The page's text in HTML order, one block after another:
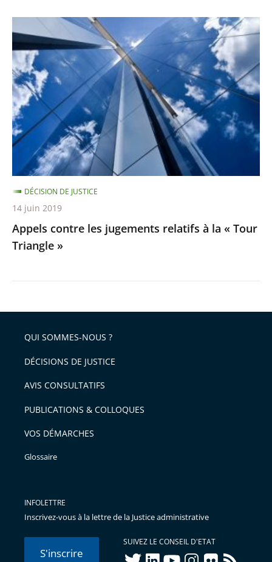
contre
les
jugements
relatifs
à
la
«
Tour
Triangle
»
Appels contre les jugements relatifs à la « Tour
Triangle »
DÉCISION DE JUSTICE
14 juin 2019
QUI SOMMES-NOUS ?
DÉCISIONS DE JUSTICE
AVIS CONSULTATIFS
PUBLICATIONS & COLLOQUES
VOS DÉMARCHES
Glossaire
INFOLETTRE
Inscrivez-vous à la lettre de la Justice administrative
S'inscrire
SUIVEZ LE CONSEIL D'ETAT
twitterlinkedInyoutubeinstagram
flickr rss